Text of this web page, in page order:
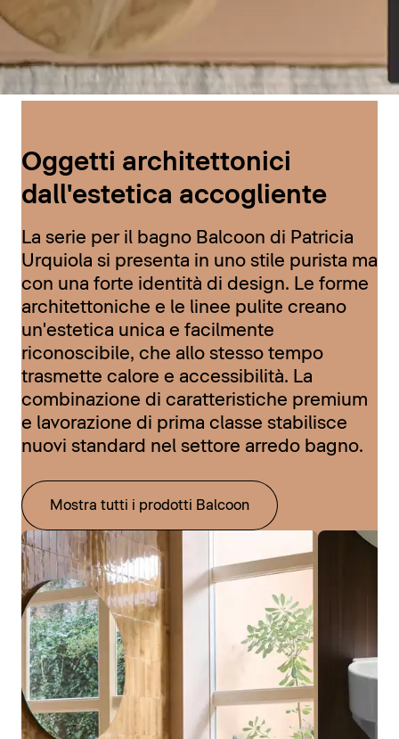
Oggetti architettonici
dall'estetica accogliente
La serie per il bagno Balcoon di Patricia
Urquiola si presenta in uno stile purista ma
con una forte identità di design. Le forme
architettoniche e le linee pulite creano
un'estetica unica e facilmente
riconoscibile, che allo stesso tempo
trasmette calore e accessibilità. La
combinazione di caratteristiche premium
e lavorazione di prima classe stabilisce
nuovi standard nel settore arredo bagno.
Mostra tutti i prodotti Balcoon